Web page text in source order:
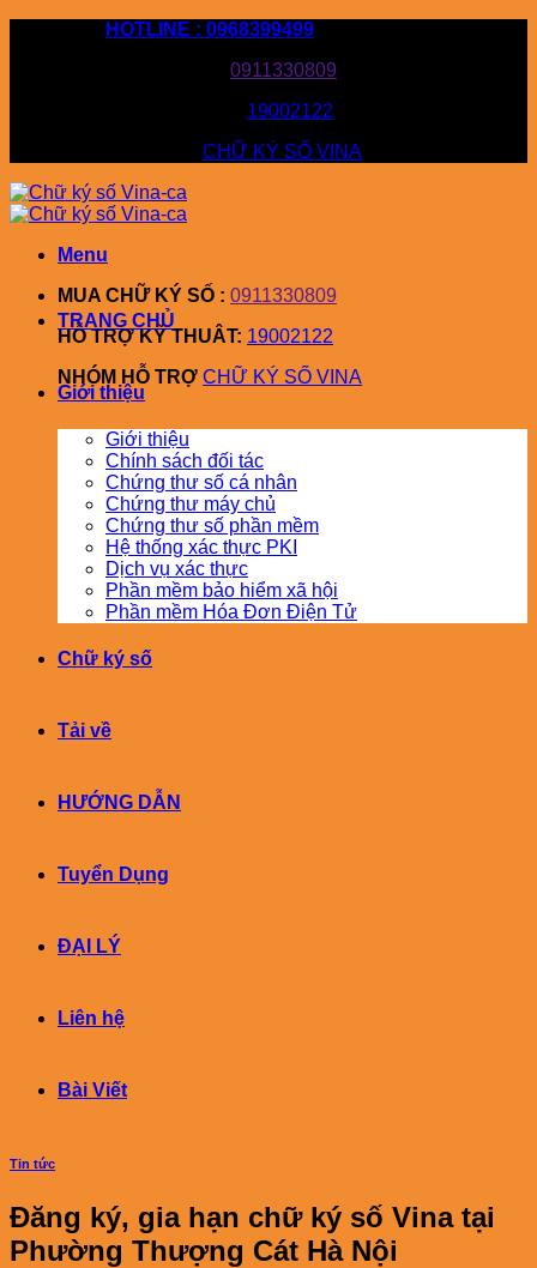
HOTLINE : 0968399499
0911330809
19002122
CHỮ KÝ SỐ VINA
Menu
MUA CHỮ KÝ SỐ : 0911330809
HỖ TRỢ KỸ THUÂT: 19002122
NHÓM HỖ TRỢ CHỮ KÝ SỐ VINA
TRANG CHỦ
Giới thiệu
Giới thiệu
Chính sách đối tác
Chứng thư số cá nhân
Chứng thư máy chủ
Chứng thư số phần mềm
Hệ thống xác thực PKI
Dịch vụ xác thực
Phần mềm bảo hiểm xã hội
Phần mềm Hóa Đơn Điện Tử
Chữ ký số
Tải về
HƯỚNG DẪN
Tuyển Dụng
ĐẠI LÝ
Liên hệ
Bài Viết
Tin tức
Đăng ký, gia hạn chữ ký số Vina tại
Phường Thượng Cát Hà Nội